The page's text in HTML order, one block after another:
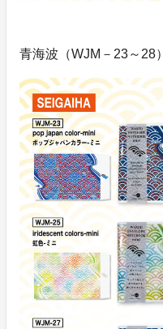
青海波（WJM－23～28）